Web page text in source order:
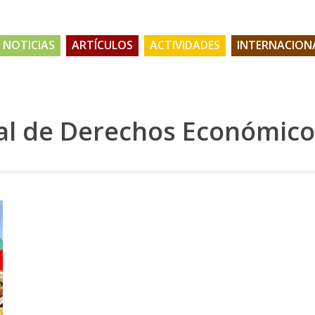
NOTICIAS ARTÍCULOS ACTIVIDADES
de Derechos